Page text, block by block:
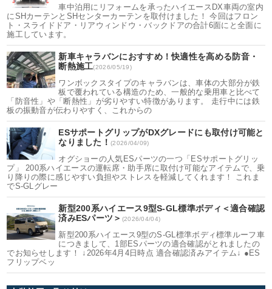
車中泊用にリフォームを承ったハイエースDX車両の室内
にSHカーテンとSHセンターカーテンを取付けました！ 今回はフロン
ト・スライドドア・リアウィンドウ・バックドアの合計6面にと全面に
施工しています。
新車キャラバンにおすすめ！快適性を高める防音・
断熱施工(2026/05/19)
ワンボックスタイプのキャラバンは、車体の大部分が鉄
板で覆われている構造のため、一般的な乗用車と比べて
「防音性」や「断熱性」が劣りやすい特徴があります。 走行中には鉄
板の振動音が伝わりやすく、これからの
ESサポートグリップがDXグレードにも取付け可能と
なりました！(2026/04/09)
オグショーの人気ESパーツの一つ「ESサポートグリッ
プ」 200系ハイエースの運転席・助手席に取付け可能なアイテムで、乗
り降りの際に感じやすい負担やストレスを軽減してくれます！ これま
でS-GLグレー
新型200系ハイエース9型S-GL標準ボディ＜適合確認
済みESパーツ＞ (2026/04/04)
新型200系ハイエース9型のS-GL標準ボディ標準ルーフ車
につきまして、1部ESパーツの適合確認がとれましたの
でお知らせします！ ↓2026年4月4日時点 適合確認済みアイテム↓ ●ES
フリップベッ